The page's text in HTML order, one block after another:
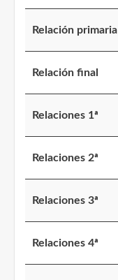
Relación primaria
Relación final
Relaciones 1ª
Relaciones 2ª
Relaciones 3ª
Relaciones 4ª